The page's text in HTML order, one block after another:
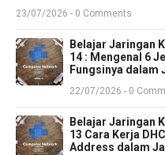
23/07/2026 - 0 Comments
Belajar Jaringan
14 : Mengenal 6
Fungsinya dalam
22/07/2026 - 0
Belajar Jaringan
13 Cara Kerja
Address dalam